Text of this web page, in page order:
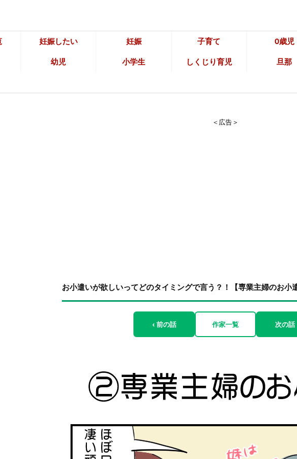
妊娠したい 妊娠 子育て 0歳児
幼児 小学生 しくじり育児 旦那
＜広告＞
お小遣いが欲しいってどのタイミングで言う？！【専業主婦のお
‹ 前の話 作家一覧 次の話